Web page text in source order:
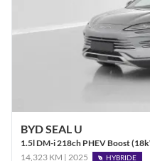
BYD SEAL U
1.5l DM-i 218ch PHEV Boost
14,323 KM | 2025
HYBRIDE